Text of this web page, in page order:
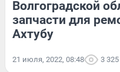
Волгоградской
запчасти для
Ахтубу
21 июля, 2022, 08:48 3 325